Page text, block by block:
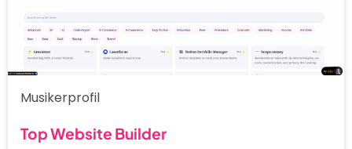
Musikerprofil
Top Website Builder